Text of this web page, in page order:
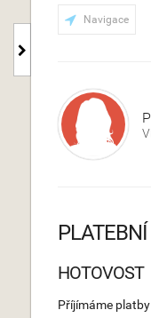
Navigace
HOTOVOST
Příjímáme